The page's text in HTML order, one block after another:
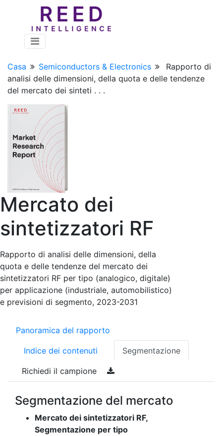
Casa Semiconductors & Electronics
Rapporto di
analisi delle dimensioni, della quota e delle tendenze
del mercato dei sinteti . . .
Mercato dei
sintetizzatori RF
Rapporto di analisi delle dimensioni, della
quota e delle tendenze del mercato dei
sintetizzatori RF per tipo (analogico, digitale)
per applicazione (industriale, automobilistico)
e previsioni di segmento, 2023-2031
Panoramica del rapporto
Indice dei contenuti Segmentazione
Richiedi il campione
Segmentazione del mercato
Mercato dei sintetizzatori RF,
Segmentazione per tipo